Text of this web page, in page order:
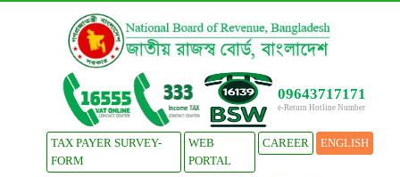
09643717171
e-Return Hotline Number
TAX PAYER SURVEY-
FORM
WEB
PORTAL
CAREER ENGLISH